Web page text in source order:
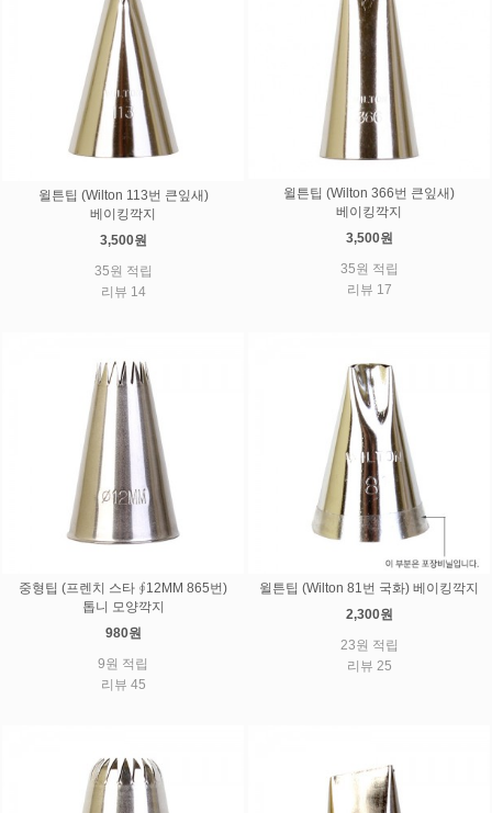
윌튼팁 (Wilton 113번 큰잎새)
베이킹깍지
3,500원
35원 적립
리뷰 14
윌튼팁 (Wilton 366번 큰잎새)
베이킹깍지
3,500원
35원 적립
리뷰 17
중형팁 (프렌치 스타 ∮12MM 865번)
톱니 모양깍지
980원
9원 적립
리뷰 45
윌튼팁 (Wilton 81번 국화) 베이킹깍지
2,300원
23원 적립
리뷰 25